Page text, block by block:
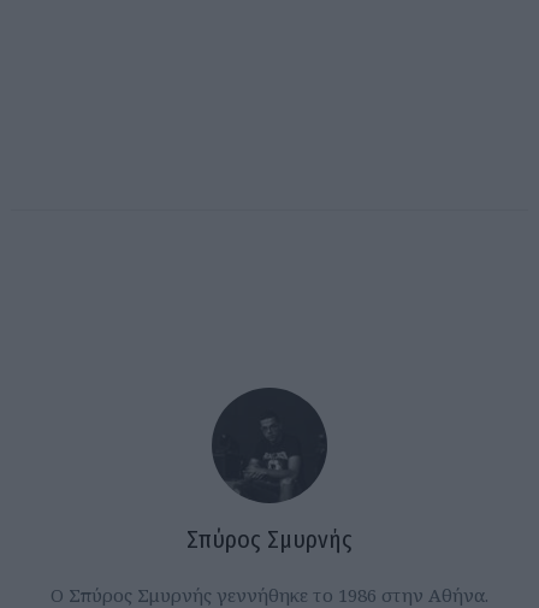
Σπύρος Σμυρνής
Ο Σπύρος Σμυρνής γεννήθηκε το 1986 στην Αθήνα.